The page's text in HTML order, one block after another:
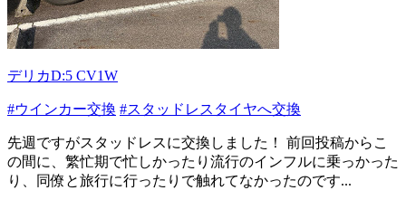
デリカD:5 CV1W
#ウインカー交換 #スタッドレスタイヤへ交換
先週ですがスタッドレスに交換しました！ 前回投稿からこ
の間に、繁忙期で忙しかったり流行のインフルに乗っかった
り、同僚と旅行に行ったりで触れてなかったのです...